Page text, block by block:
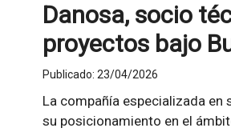
Danosa, socio
proyectos bajo
Publicado: 23/04/2026
La compañía especializada
su posicionamiento en el